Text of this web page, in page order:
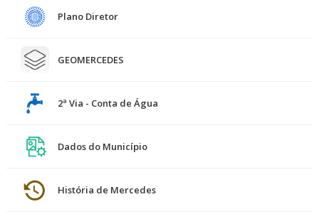
Plano Diretor
GEOMERCEDES
2ª Via - Conta de Água
Dados do Município
História de Mercedes